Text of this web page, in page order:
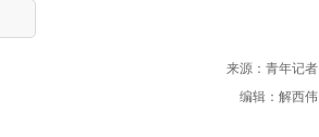
来源：青年记者
编辑：解西伟